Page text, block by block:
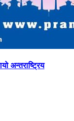
अन्तराष्ट्रिय